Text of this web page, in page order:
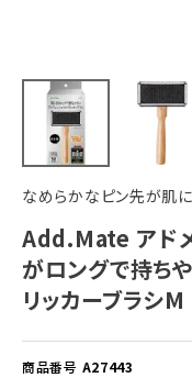
なめらかなピン先が肌
Add.Mate アド
がロングで持ち
リッカーブラシM
商品番号 A27443